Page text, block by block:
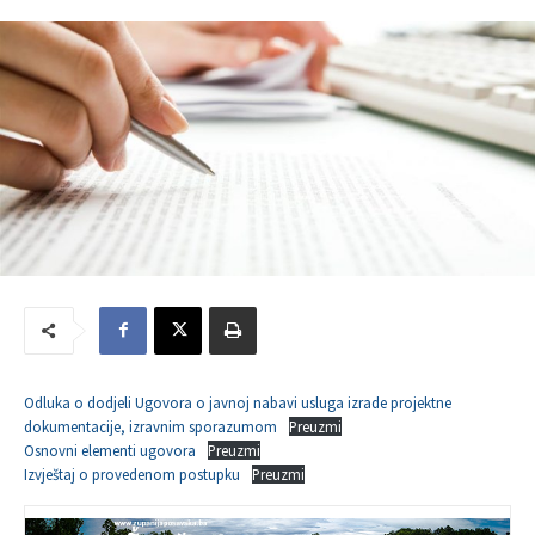
Odluka o dodjeli Ugovora o javnoj nabavi usluga izrade projektne
dokumentacije, izravnim sporazumom
Preuzmi
Osnovni elementi ugovora
Preuzmi
Izvještaj o provedenom postupku
Preuzmi